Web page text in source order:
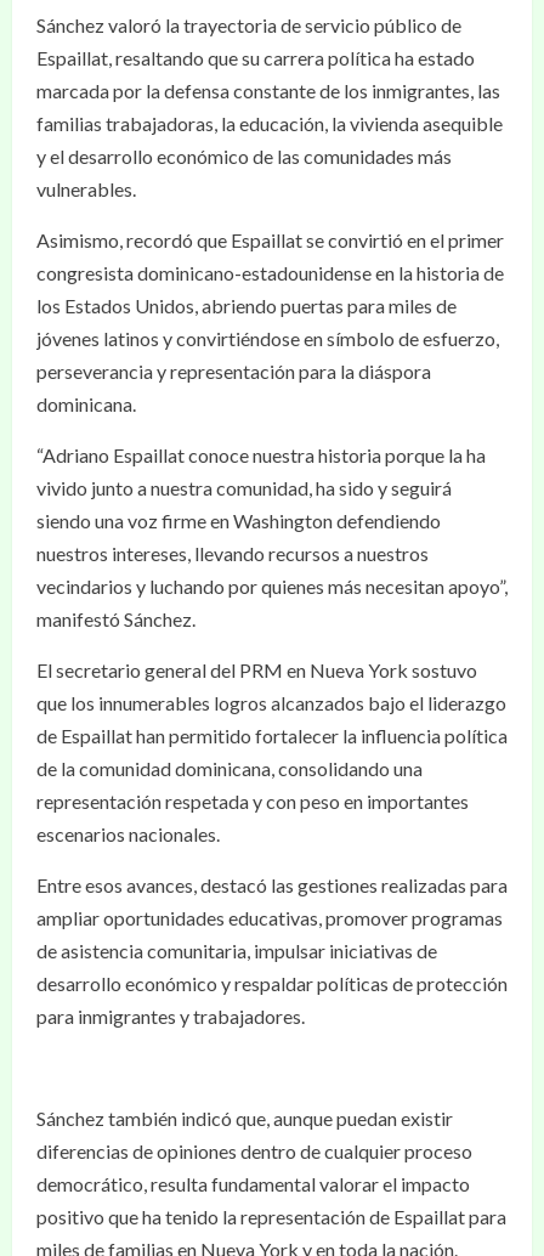
Sánchez valoró la trayectoria de servicio público de
Espaillat, resaltando que su carrera política ha estado
marcada por la defensa constante de los inmigrantes, las
familias trabajadoras, la educación, la vivienda asequible
y el desarrollo económico de las comunidades más
vulnerables.
Asimismo, recordó que Espaillat se convirtió en el primer
congresista dominicano-estadounidense en la historia de
los Estados Unidos, abriendo puertas para miles de
jóvenes latinos y convirtiéndose en símbolo de esfuerzo,
perseverancia y representación para la diáspora
dominicana.
“Adriano Espaillat conoce nuestra historia porque la ha
vivido junto a nuestra comunidad, ha sido y seguirá
siendo una voz firme en Washington defendiendo
nuestros intereses, llevando recursos a nuestros
vecindarios y luchando por quienes más necesitan apoyo”,
manifestó Sánchez.
El secretario general del PRM en Nueva York sostuvo
que los innumerables logros alcanzados bajo el liderazgo
de Espaillat han permitido fortalecer la influencia política
de la comunidad dominicana, consolidando una
representación respetada y con peso en importantes
escenarios nacionales.
Entre esos avances, destacó las gestiones realizadas para
ampliar oportunidades educativas, promover programas
de asistencia comunitaria, impulsar iniciativas de
desarrollo económico y respaldar políticas de protección
para inmigrantes y trabajadores.
Sánchez también indicó que, aunque puedan existir
diferencias de opiniones dentro de cualquier proceso
democrático, resulta fundamental valorar el impacto
positivo que ha tenido la representación de Espaillat para
miles de familias en Nueva York y en toda la nación.